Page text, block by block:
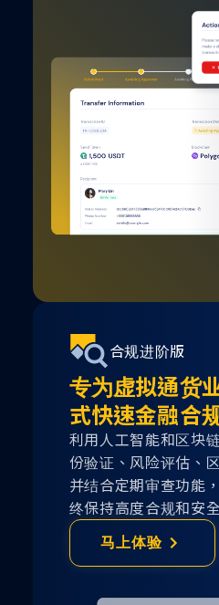
合规进阶版
专为虚拟通货
式快速金融合
利用人工智能和区块
份验证、风险评估、
并结合定期审查功能
终保持高度合规和安
马上体验